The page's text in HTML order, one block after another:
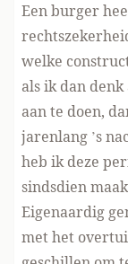
Een burger
welke
als ik dan
aan te doen,
jarenlang ’s
heb ik deze
sindsdien
Eigenaardig
met het